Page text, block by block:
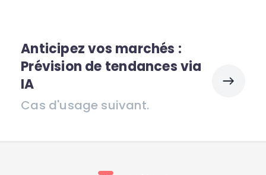
Anticipez vos marchés :
Prévision de tendances via
IA
Cas d'usage suivant.